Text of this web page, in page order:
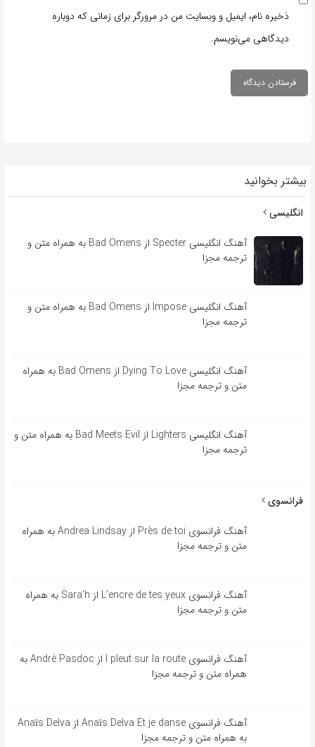
ذخیره نام، ایمیل و وبسایت من در مرورگر برای زمانی که دوباره
دیدگاهی می‌نویسم.
بیشتر بخوانید
انگلیسی
آهنگ انگلیسی Specter از Bad Omens به همراه متن و
ترجمه مجزا
آهنگ انگلیسی Impose از Bad Omens به همراه متن و
ترجمه مجزا
آهنگ انگلیسی Dying To Love از Bad Omens به همراه
متن و ترجمه مجزا
آهنگ انگلیسی Lighters از Bad Meets Evil به همراه متن و
ترجمه مجزا
فرانسوی
آهنگ فرانسوی Près de toi از Andrea Lindsay به همراه
متن و ترجمه مجزا
آهنگ فرانسوی L’encre de tes yeux از Sara’h به همراه
متن و ترجمه مجزا
آهنگ فرانسوی l pleut sur la route از André Pasdoc به
همراه متن و ترجمه مجزا
آهنگ فرانسوی Anaïs Delva Et je danse از Anaïs Delva
به همراه متن و ترجمه مجزا